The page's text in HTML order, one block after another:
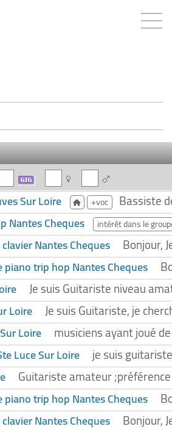
Sur Loire +voc Bassiste
Nantes Cheques intérêt dans le
Nantes Cheques Bonjour,
piano trip hop Nantes Cheques
Je suis Guitariste niveau
Loire Je suis Guitariste, je
Loire musiciens ayant joué
Luce Sur Loire je suis
Guitariste amateur
piano trip hop Nantes Cheques
Nantes Cheques Bonjour,